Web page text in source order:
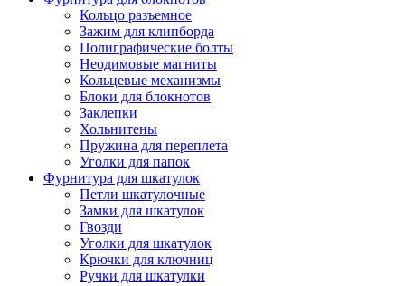
Кольцо разъемное
Зажим для клипборда
Полиграфические болты
Неодимовые магниты
Кольцевые механизмы
Блоки для блокнотов
Заклепки
Хольнитены
Пружина для переплета
Уголки для папок
Фурнитура для шкатулок
Петли шкатулочные
Замки для шкатулок
Гвозди
Уголки для шкатулок
Крючки для ключниц
Ручки для шкатулки